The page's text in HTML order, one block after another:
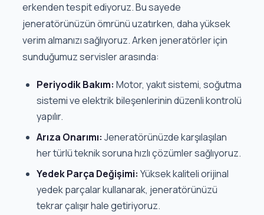
erkenden tespit ediyoruz. Bu sayede
jeneratörünüzün ömrünü uzatırken, daha yüksek
verim almanızı sağlıyoruz. Arken jeneratörler için
sunduğumuz servisler arasında:
Periyodik Bakım: Motor, yakıt sistemi, soğutma
sistemi ve elektrik bileşenlerinin düzenli kontrolü
yapılır.
Arıza Onarımı: Jeneratörünüzde karşılaşılan
her türlü teknik soruna hızlı çözümler sağlıyoruz.
Yedek Parça Değişimi: Yüksek kaliteli orijinal
yedek parçalar kullanarak, jeneratörünüzü
tekrar çalışır hale getiriyoruz.